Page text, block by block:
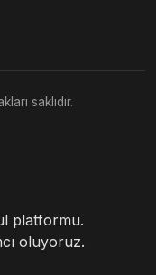
saklıdır.
platformu.
oluyoruz.